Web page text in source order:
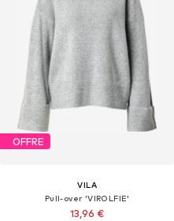
OFFRE
VILA
Pull-over 'VIROLFIE'
13,96 €